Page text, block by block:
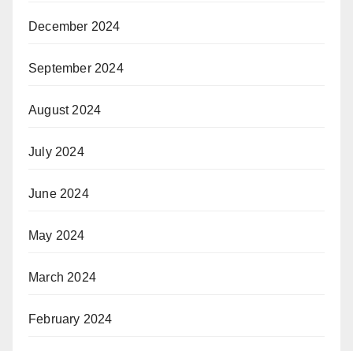
December 2024
September 2024
August 2024
July 2024
June 2024
May 2024
March 2024
February 2024